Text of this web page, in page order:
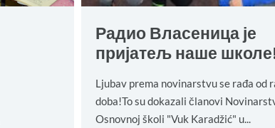
Радио Власеница је
пријатељ наше школе!
Ljubav prema novinarstvu se rađa od
doba!To su dokazali članovi
Osnovnoj školi "Vuk Karadžić" u...